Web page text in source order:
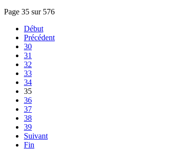
Page 35 sur 576
Début
Précédent
30
31
32
33
34
35
36
37
38
39
Suivant
Fin